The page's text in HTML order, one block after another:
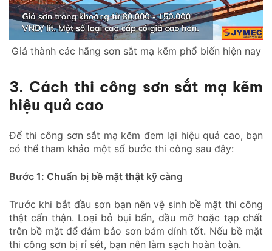
Giá thành các hãng sơn sắt mạ kẽm phổ biến hiện nay
3. Cách thi công sơn sắt mạ kẽm
hiệu quả cao
Để thi công sơn sắt mạ kẽm đem lại hiệu quả cao, bạn
có thể tham khảo một số bước thi công sau đây:
Bước 1: Chuẩn bị bề mặt thật kỹ càng
Trước khi bắt đầu sơn bạn nên vệ sinh bề mặt thi công
thật cẩn thận. Loại bỏ bụi bẩn, dầu mỡ hoặc tạp chất
trên bề mặt để đảm bảo sơn bám dính tốt. Nếu bề mặt
thi công sơn bị rỉ sét, bạn nên làm sạch hoàn toàn.